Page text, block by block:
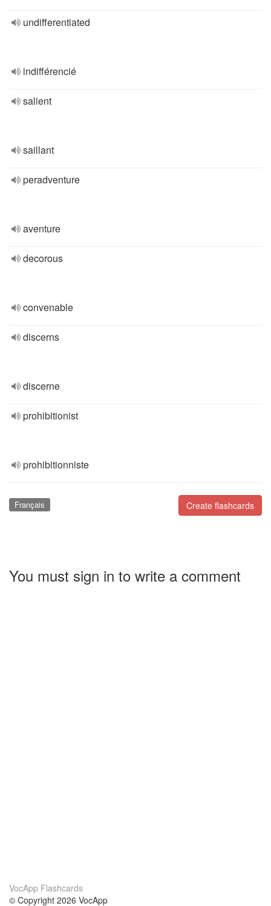
undifferentiated
indifférencié
salient
saillant
peradventure
aventure
decorous
convenable
discerns
discerne
prohibitionist
prohibitionniste
Create flashcards
Français
You must sign in to write a comment
VocApp Flashcards
© Copyright 2026 VocApp